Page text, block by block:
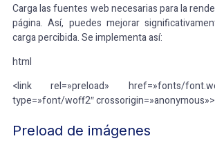
Carga las fuentes web necesarias para la
página. Así, puedes mejorar
carga percibida. Se implementa así:
html
<link rel=»preload» href=»fonts/
type=»font/woff2″ crossorigin=»anonymous»>
Preload de imágenes